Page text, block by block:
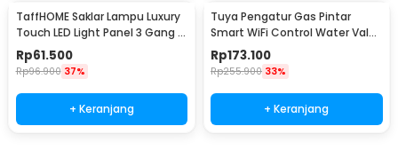
TaffHOME Saklar Lampu Luxury
Touch LED Light Panel 3 Gang -
AO-001
Rp61.500
Rp96.900 37%
+ Keranjang
Tuya Pengatur Gas Pintar
Smart WiFi Control Water Valve
Gas Controller - YB5
Rp173.100
Rp255.900 33%
+ Keranjang